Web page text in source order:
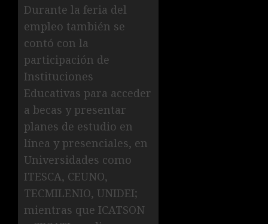
Durante la feria del
empleo también se
contó con la
participación de
Instituciones
Educativas para acceder
a becas y presentar
planes de estudio en
línea y presenciales, en
Universidades como
ITESCA, CEUNO,
TECMILENIO, UNIDEI;
mientras que ICATSON